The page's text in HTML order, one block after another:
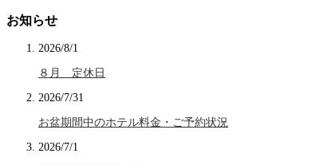
お知らせ
2026/8/1
８月 定休日
2026/7/31
お盆期間中のホテル料金・ご予約状況
2026/7/1